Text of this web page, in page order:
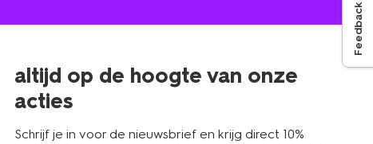
Feedback
in
altijd op de hoogte van onze
acties
Schrijf je in voor de nieuwsbrief en krijg direct 10%